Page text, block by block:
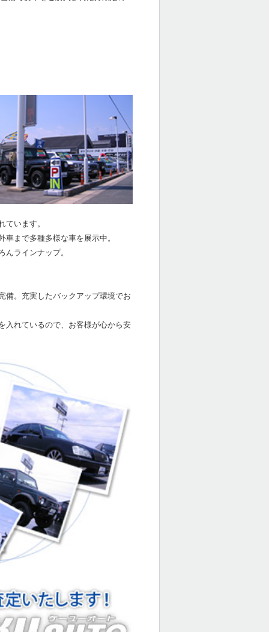
います。
まで多種多様な車を展示中。
ラインナップ。
備。充実したバックアップ環境でお
入れているので、お客様が心から安